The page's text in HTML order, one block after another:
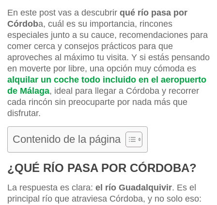
En este post vas a descubrir qué río pasa por
Córdoba, cuál es su importancia, rincones
especiales junto a su cauce, recomendaciones para
comer cerca y consejos prácticos para que
aproveches al máximo tu visita. Y si estás pensando
en moverte por libre, una opción muy cómoda es
alquilar un coche todo incluido en el aeropuerto
de Málaga, ideal para llegar a Córdoba y recorrer
cada rincón sin preocuparte por nada más que
disfrutar.
Contenido de la página
¿QUÉ RÍO PASA POR CÓRDOBA?
La respuesta es clara: el río Guadalquivir. Es el
principal río que atraviesa Córdoba, y no solo eso: